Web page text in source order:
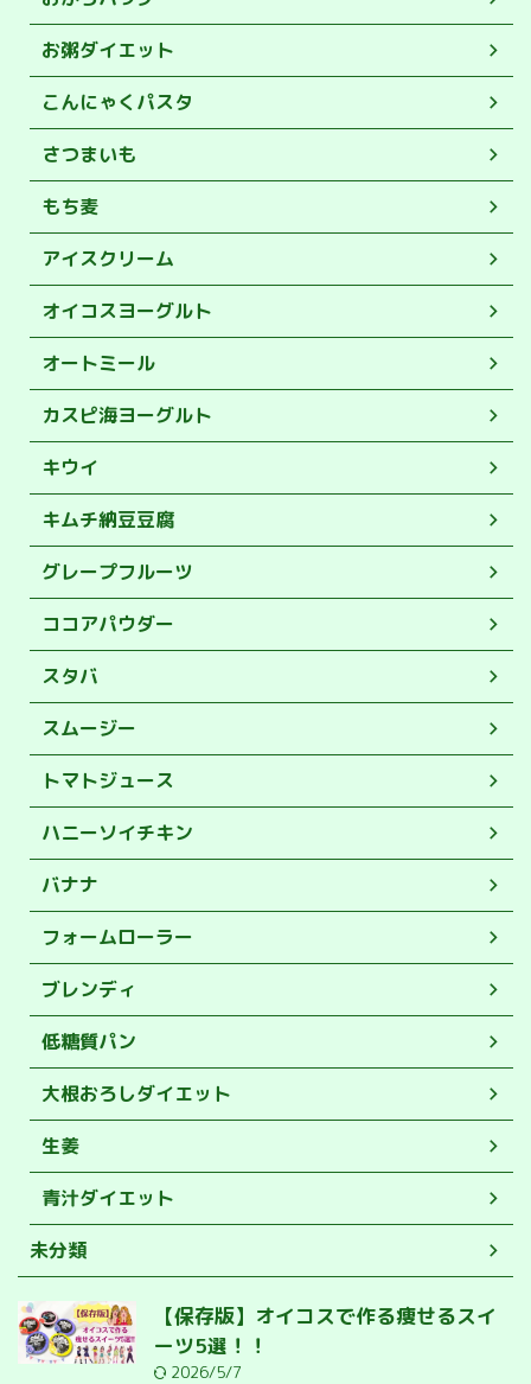
お粥ダイエット
こんにゃくパスタ
さつまいも
もち麦
アイスクリーム
オイコスヨーグルト
オートミール
カスピ海ヨーグルト
キウイ
キムチ納豆豆腐
グレープフルーツ
ココアパウダー
スタバ
スムージー
トマトジュース
ハニーソイチキン
バナナ
フォームローラー
ブレンディ
低糖質パン
大根おろしダイエット
生姜
青汁ダイエット
未分類
【保存版】オイコスで作る痩せるスイ
ーツ5選！！
2026/5/7